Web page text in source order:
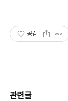
공감
관련글